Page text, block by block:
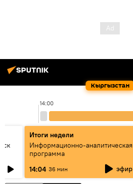
Кыргызстан
14:00
Итоги недели
Информационно-аналитическая
программа
14:04 36 мин эфир